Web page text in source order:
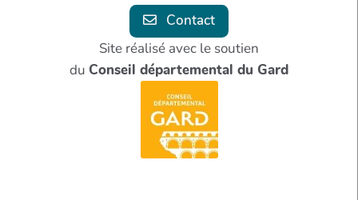
Contact
Site réalisé avec le soutien
du Conseil départemental du Gard